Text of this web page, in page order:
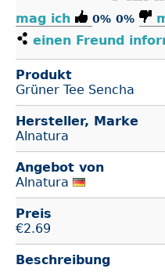
mag ich 0% 0%
einen Freund
Produkt
Grüner Tee Sencha
Hersteller, Marke
Alnatura
Angebot von
Alnatura
Preis
€2.69
Beschreibung